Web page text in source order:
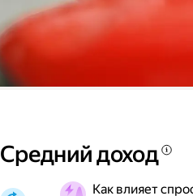
Средний доход
Как влияет